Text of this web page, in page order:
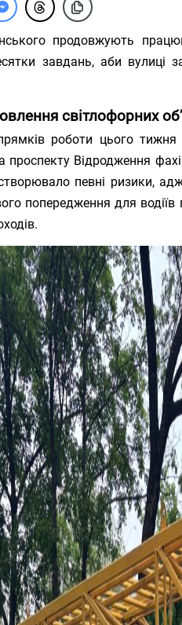
продовжують
завдань, аби вулиці
світлофорних
роботи цього
проспекту Відродження
певні ризики,
попередження для водіїв